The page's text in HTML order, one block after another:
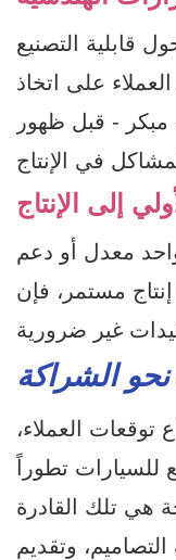
قابلية التصنيع
على اتخاذ
- قبل ظهور
إلى الإنتاج
معدل أو دعم
إنتاج مستمر، فإن Honscn تتكيف مع احتياجات
الشراكة
توقعات العملاء،
تطوراً
هي تلك القادرة
وتقديم